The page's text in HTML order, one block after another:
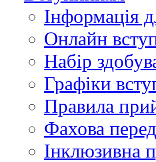
Інформація
Онлайн
Набір
Графіки
Правила
Фахова
Інклюзивна